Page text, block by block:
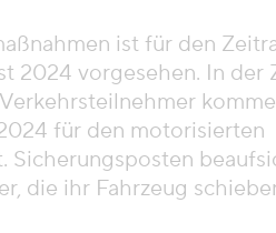
ist für den
2024 vorgesehen. In der
für den motorisierten
die ihr Fahrzeug